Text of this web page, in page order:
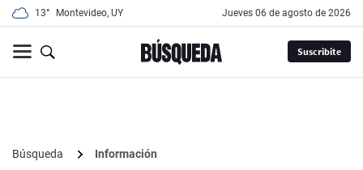
13° Montevideo, UY jueves 06 de agosto de 2026
Suscribite
Búsqueda
Información